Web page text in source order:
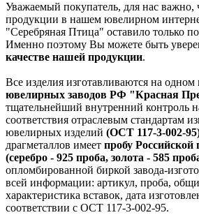
Уважаемый покупатель, для нас важно,
продукции в нашем ювелирном
"Серебряная Птица" оставило только
Именно поэтому Вы можете быть
качестве нашей продукции.
Все изделия изготавливаются на одном
ювелирных заводов РФ "Красная
тщательнейший внутренний контроль
соответствия отраслевым стандартам
ювелирных изделий (ОСТ 117-3-002-
драгметаллов имеет пробу
(серебро - 925 проба, золота - 585
опломбированной биркой завода-
всей информации: артикул, проба,
характеристика вставок, дата
соответствии с ОСТ 117-3-002-95.